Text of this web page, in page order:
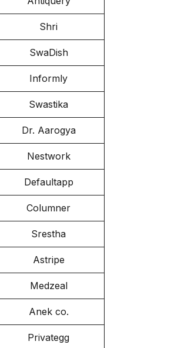
Shri
SwaDish
Informly
Swastika
Dr. Aarogya
Nestwork
Defaultapp
Columner
Srestha
Astripe
Medzeal
Anek co.
Privategg